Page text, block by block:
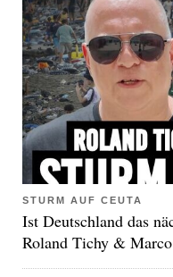
STURM AUF CEUTA
Ist Deutschland das
Roland Tichy &